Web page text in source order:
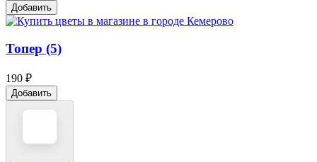
Добавить
Топер (5)
190 ₽
Добавить